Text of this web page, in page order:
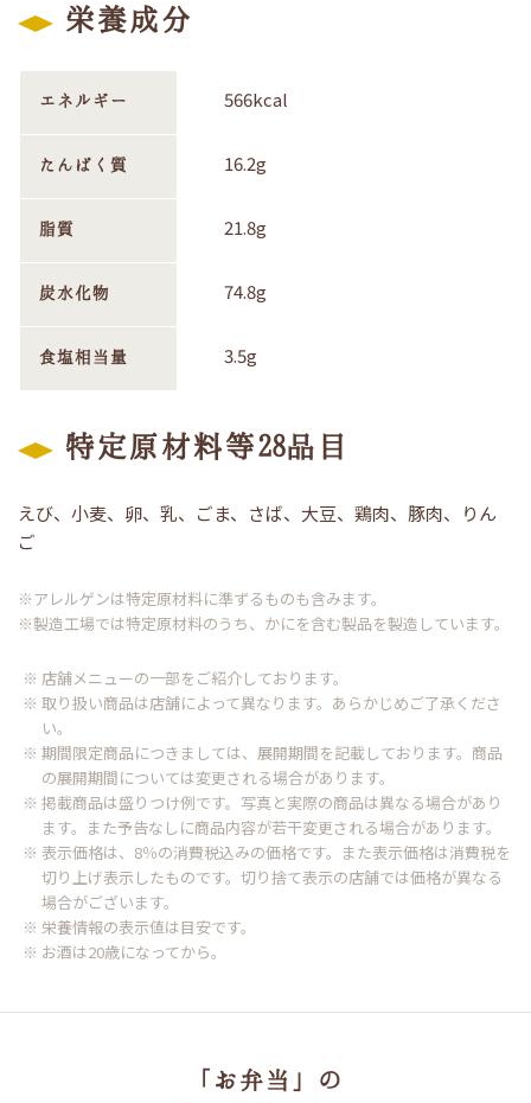
栄養成分
エネルギー 566kcal
たんぱく質 16.2g
脂質 21.8g
炭水化物 74.8g
食塩相当量 3.5g
特定原材料等28品目
えび、小麦、卵、乳、ごま、さば、大豆、鶏肉、豚肉、りん
ご
※アレルゲンは特定原材料に準ずるものも含みます。
※製造工場では特定原材料のうち、かにを含む製品を製造しています。
※ 店舗メニューの一部をご紹介しております。
※ 取り扱い商品は店舗によって異なります。あらかじめご了承くださ
い。
※ 期間限定商品につきましては、展開期間を記載しております。商品
の展開期間については変更される場合があります。
※ 掲載商品は盛りつけ例です。写真と実際の商品は異なる場合があり
ます。また予告なしに商品内容が若干変更される場合があります。
※ 表示価格は、8％の消費税込みの価格です。また表示価格は消費税を
切り上げ表示したものです。切り捨て表示の店舗では価格が異なる
場合がございます。
※ 栄養情報の表示値は目安です。
※ お酒は20歳になってから。
「お弁当」の